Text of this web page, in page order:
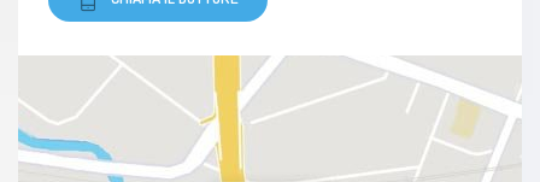
Cupololitiasi
Sindrome di Sjögren
Calcolosi salivare